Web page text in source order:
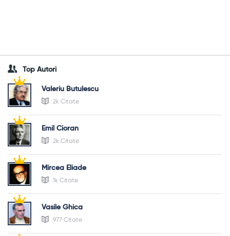
Top Autori
Valeriu Butulescu
2k Citate
Emil Cioran
2k Citate
Mircea Eliade
1k Citate
Vasile Ghica
977 Citate